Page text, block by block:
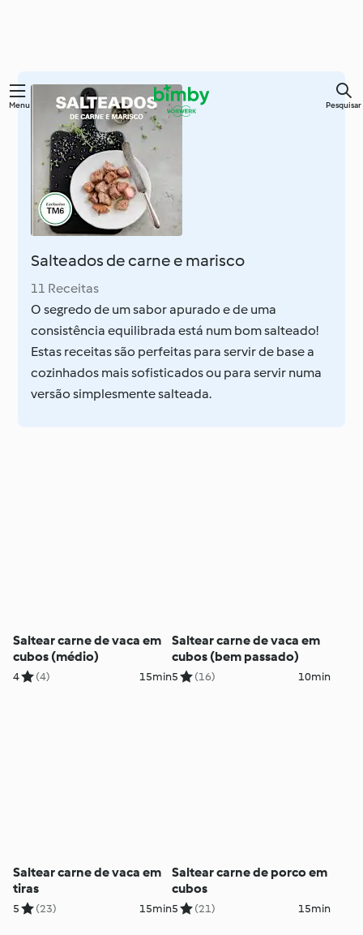
Saltar
conteúdo
principal
Menu Pesquisar
Salteados de carne e marisco
11 Receitas
O segredo de um sabor apurado e de uma
consistência equilibrada está num bom salteado!
Estas receitas são perfeitas para servir de base a
cozinhados mais sofisticados ou para servir numa
versão simplesmente salteada.
Saltear carne de vaca em
cubos (médio)
4 (4) 15min
Saltear carne de vaca em
cubos (bem passado)
5 (16) 10min
Saltear carne de vaca em
tiras
5 (23) 15min
Saltear carne de porco em
cubos
5 (21) 15min